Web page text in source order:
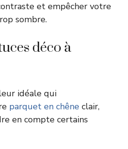
et empêcher votre
sombre.
déco à
idéale qui
parquet en chêne clair,
en compte certains